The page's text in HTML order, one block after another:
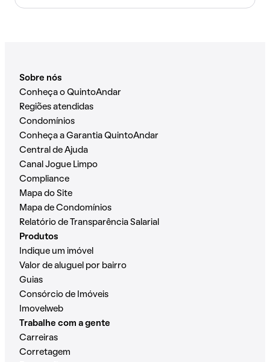
Sobre nós
Conheça o QuintoAndar
Regiões atendidas
Condomínios
Conheça a Garantia QuintoAndar
Central de Ajuda
Canal Jogue Limpo
Compliance
Mapa do Site
Mapa de Condomínios
Relatório de Transparência Salarial
Produtos
Indique um imóvel
Valor de aluguel por bairro
Guias
Consórcio de Imóveis
Imovelweb
Trabalhe com a gente
Carreiras
Corretagem